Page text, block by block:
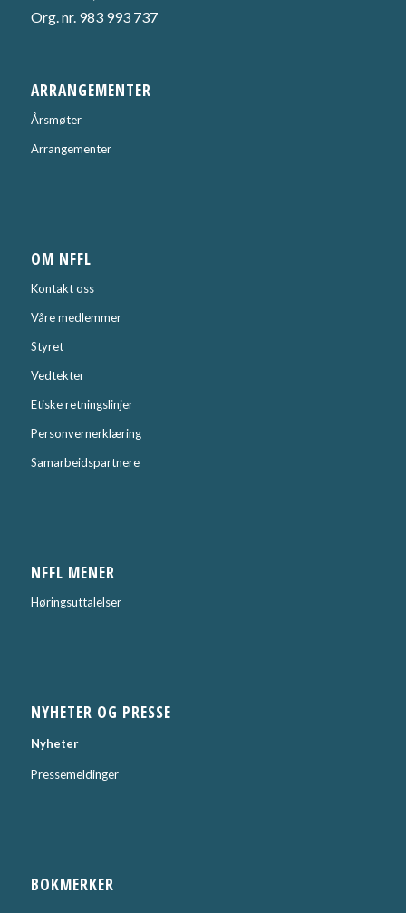
Org. nr. 983 993 737
ARRANGEMENTER
Årsmøter
Arrangementer
OM NFFL
Kontakt oss
Våre medlemmer
Styret
Vedtekter
Etiske retningslinjer
Personvernerklæring
Samarbeidspartnere
NFFL MENER
Høringsuttalelser
NYHETER OG PRESSE
Nyheter
Pressemeldinger
BOKMERKER